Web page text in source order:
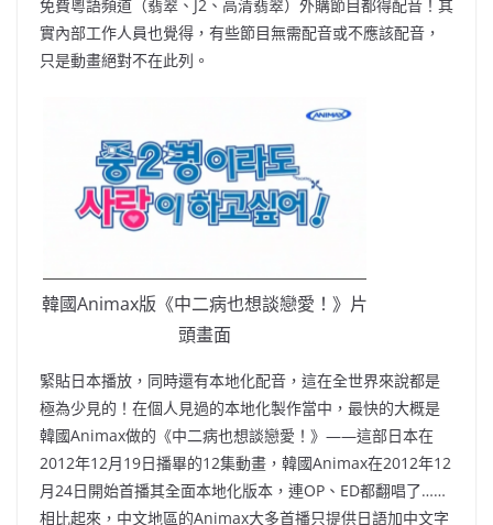
免費粵語頻道（翡翠、J2、高清翡翠）外購節目都得配音！其
實內部工作人員也覺得，有些節目無需配音或不應該配音，
只是動畫絕對不在此列。
韓國Animax版《中二病也想談戀愛！》片
頭畫面
緊貼日本播放，同時還有本地化配音，這在全世界來說都是
極為少見的！在個人見過的本地化製作當中，最快的大概是
韓國Animax做的《中二病也想談戀愛！》——這部日本在
2012年12月19日播畢的12集動畫，韓國Animax在2012年12
月24日開始首播其全面本地化版本，連OP、ED都翻唱了……
相比起來，中文地區的Animax大多首播只提供日語加中文字